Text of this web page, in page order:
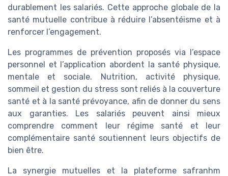
durablement les salariés. Cette approche globale de la
santé mutuelle contribue à réduire l’absentéisme et à
renforcer l’engagement.
Les programmes de prévention proposés via l’espace
personnel et l’application abordent la santé physique,
mentale et sociale. Nutrition, activité physique,
sommeil et gestion du stress sont reliés à la couverture
santé et à la santé prévoyance, afin de donner du sens
aux garanties. Les salariés peuvent ainsi mieux
comprendre comment leur régime santé et leur
complémentaire santé soutiennent leurs objectifs de
bien être.
La synergie mutuelles et la plateforme safranhm